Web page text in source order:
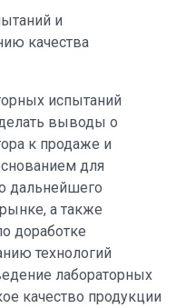
и
качества
испытаний
выводы о
к продаже и
для
дальнейшего
а также
доработке
технологий
лабораторных
качество продукции